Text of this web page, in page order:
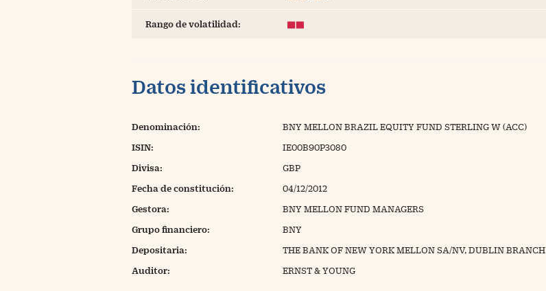
Rango de volatilidad:
Datos identificativos
Denominación: BNY MELLON BRAZIL EQUITY FUND STERLING W (ACC)
ISIN: IE00B90P3080
Divisa: GBP
Fecha de constitución: 04/12/2012
Gestora: BNY MELLON FUND MANAGERS
Grupo financiero: BNY
Depositaria: THE BANK OF NEW YORK MELLON SA/NV, DUBLIN BRANCH
Auditor: ERNST & YOUNG